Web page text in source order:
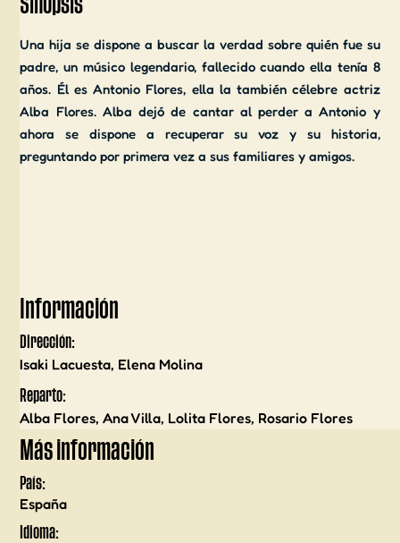
Sinopsis
Una hija se dispone a buscar la verdad sobre quién fue su
padre, un músico legendario, fallecido cuando ella tenía 8
años. Él es Antonio Flores, ella la también célebre actriz
Alba Flores. Alba dejó de cantar al perder a Antonio y
ahora se dispone a recuperar su voz y su historia,
preguntando por primera vez a sus familiares y amigos.
Información
Dirección:
Isaki Lacuesta, Elena Molina
Reparto:
Alba Flores, Ana Villa, Lolita Flores, Rosario Flores
Más información
País:
España
Idioma: